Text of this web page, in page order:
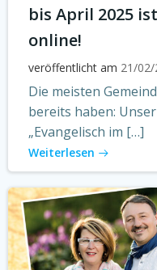
bis April 2025
online!
veröffentlicht am 21/02/
Die meisten
bereits haben:
„Evangelisch im […]
Weiterlesen